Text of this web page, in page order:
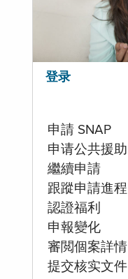
登录
申請 SNAP
申请公共援助
繼續申請
跟蹤申請進程
認證福利
申報變化
審閲個案詳情
提交核实文件